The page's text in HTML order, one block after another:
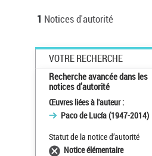
1 Notices d'autorité
VOTRE RECHERCHE
Recherche avancée dans les
notices d’autorité
Œuvres liées à l'auteur :
Paco de Lucía (1947-2014)
Statut de la notice d’autorité
Notice élémentaire